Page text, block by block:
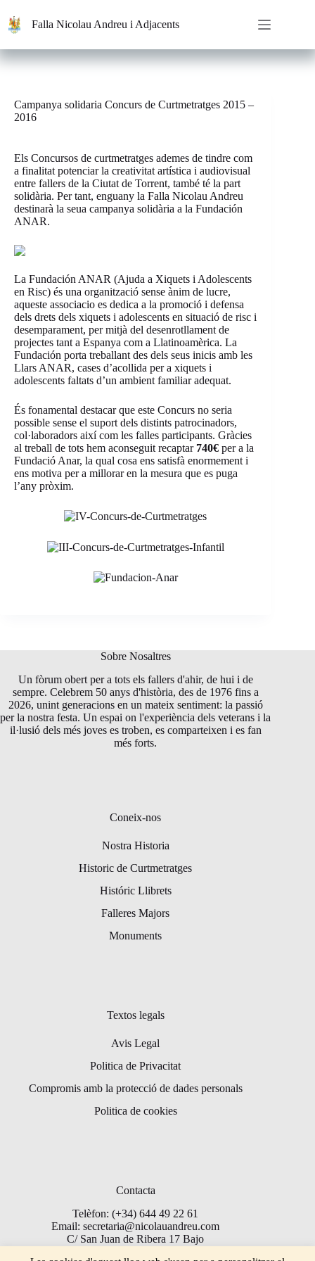
contenido
Falla Nicolau Andreu i Adjacents
Campanya solidaria Concurs de Curtmetratges 2015 –
2016
Els Concursos de curtmetratges ademes de tindre com
a finalitat potenciar la creativitat artística i audiovisual
entre fallers de la Ciutat de Torrent, també té la part
solidària. Per tant, enguany la Falla Nicolau Andreu
destinarà la seua campanya solidària a la Fundación
ANAR.
La Fundación ANAR (Ajuda a Xiquets i Adolescents
en Risc) és una organització sense ànim de lucre,
aqueste associacio es dedica a la promoció i defensa
dels drets dels xiquets i adolescents en situació de risc i
desemparament, per mitjà del desenrotllament de
projectes tant a Espanya com a Llatinoamèrica. La
Fundación porta treballant des dels seus inicis amb les
Llars ANAR, cases d’acollida per a xiquets i
adolescents faltats d’un ambient familiar adequat.
És fonamental destacar que este Concurs no seria
possible sense el suport dels distints patrocinadors,
col·laboradors així com les falles participants. Gràcies
al treball de tots hem aconseguit recaptar 740€ per a la
Fundació Anar, la qual cosa ens satisfà enormement i
ens motiva per a millorar en la mesura que es puga
l’any pròxim.
Sobre Nosaltres
Un fòrum obert per a tots els fallers d'ahir, de hui i de
sempre. Celebrem 50 anys d'història, des de 1976 fins a
2026, unint generacions en un mateix sentiment: la passió
per la nostra festa. Un espai on l'experiència dels veterans i la
il·lusió dels més joves es troben, es comparteixen i es fan
més forts.
Coneix-nos
Nostra Historia
Historic de Curtmetratges
Históric Llibrets
Falleres Majors
Monuments
Textos legals
Avis Legal
Politica de Privacitat
Compromis amb la protecció de dades personals
Politica de cookies
Contacta
Telèfon: (+34) 644 49 22 61
Email: secretaria@nicolauandreu.com
C/ San Juan de Ribera 17 Bajo